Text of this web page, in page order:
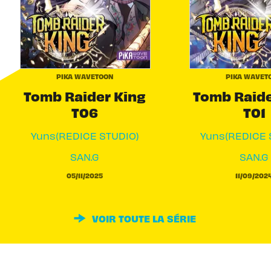
PIKA WAVETOON
Tomb Raider King
T06
Yuns(REDICE STUDIO)
SAN.G
05/11/2025
PIKA
Tomb
T01
Yuns(REDICE
SAN.G
11/09/
VOIR TOUTE LA SÉRIE